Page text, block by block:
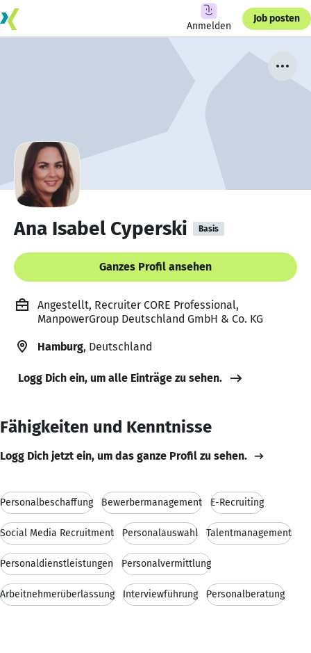
Anmelden
Job posten
Ana Isabel Cyperski Basis
Ganzes Profil ansehen
Angestellt, Recruiter CORE Professional,
ManpowerGroup Deutschland GmbH & Co. KG
Hamburg, Deutschland
Logg Dich ein, um alle Einträge zu sehen.
Fähigkeiten und Kenntnisse
Logg Dich jetzt ein, um das ganze Profil zu sehen.
Personalbeschaffung Bewerbermanagement E-Recruiting
Social Media Recruitment Personalauswahl Talentmanagement
Personaldienstleistungen Personalvermittlung
Arbeitnehmerüberlassung Interviewführung Personalberatung